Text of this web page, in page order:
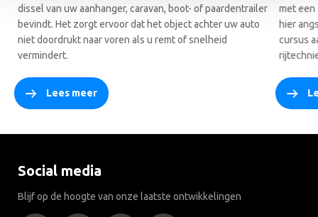
dissel van uw aanhanger, caravan, boot- of paardentrailer
bevindt. Het zorgt ervoor dat het object achter uw auto
niet doordrukt naar voren als u remt of snelheid
vermindert.
Lees meer
met een
hier
cursus
Social media
Blijf op de hoogte van onze laatste ontwikkelingen